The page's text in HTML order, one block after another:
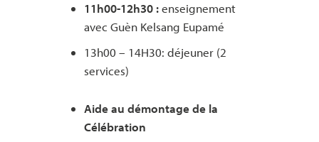
11h00-12h30 :enseignement
avec Guèn Kelsang Eupamé
13h00 – 14H30: déjeuner (2
services)
Aide au démontage de la
Célébration